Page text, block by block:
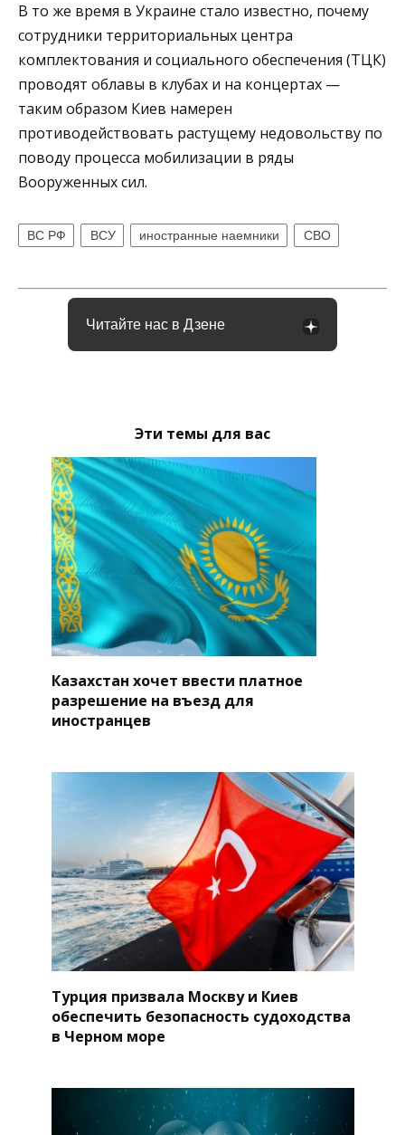
В то же время в Украине стало известно, почему
сотрудники территориальных центра
комплектования и социального обеспечения (ТЦК)
проводят облавы в клубах и на концертах —
таким образом Киев намерен
противодействовать растущему недовольству по
поводу процесса мобилизации в ряды
Вооруженных сил.
ВС РФ ВСУ иностранные наемники СВО
Читайте нас в Дзене
Эти темы для вас
Казахстан хочет ввести платное
разрешение на въезд для
иностранцев
Турция призвала Москву и Киев
обеспечить безопасность судоходства
в Черном море